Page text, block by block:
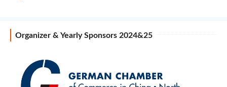
Organizer & Yearly Sponsors 2024&25